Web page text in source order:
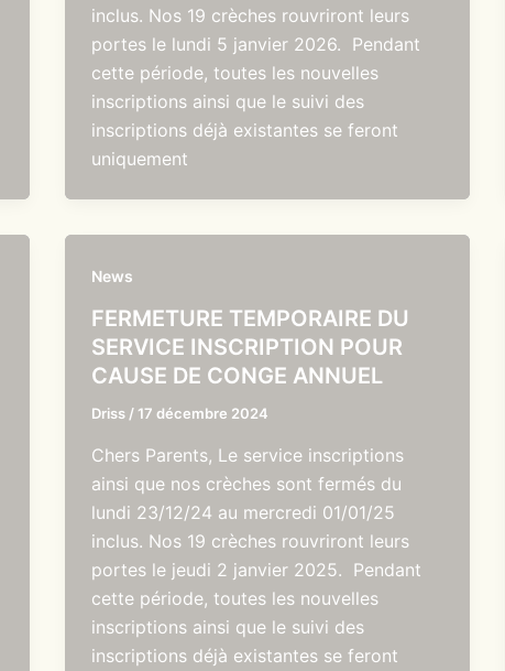
inclus. Nos 19 crèches rouvriront leurs
portes le lundi 5 janvier 2026. Pendant
cette période, toutes les nouvelles
inscriptions ainsi que le suivi des
inscriptions déjà existantes se feront
uniquement
News
FERMETURE TEMPORAIRE DU
SERVICE INSCRIPTION POUR
CAUSE DE CONGE ANNUEL
Driss / 17 décembre 2024
Chers Parents, Le service inscriptions
ainsi que nos crèches sont fermés du
lundi 23/12/24 au mercredi 01/01/25
inclus. Nos 19 crèches rouvriront leurs
portes le jeudi 2 janvier 2025. Pendant
cette période, toutes les nouvelles
inscriptions ainsi que le suivi des
inscriptions déjà existantes se feront